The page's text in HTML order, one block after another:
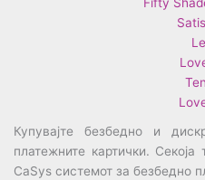
Купувајте безбедно и
платежните картички.
CaSys системот за безбедно